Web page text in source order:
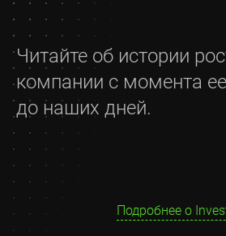
Читайте об истории
компании с момента
до наших дней.
Подробнее о